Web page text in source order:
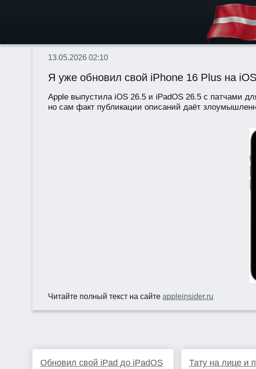
13.05.2026 02:10
Я уже обновил свой iPhone 16 Plus на
Apple выпустила iOS 26.5 и iPadOS 26.5 с патчами
но сам факт публикации описаний даёт
Читайте полный текст на сайтеappleinsider.ru
Обновил свой iPad до iPadOS
Тату на лице и